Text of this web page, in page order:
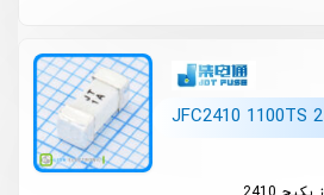
JFC2410 1100TS